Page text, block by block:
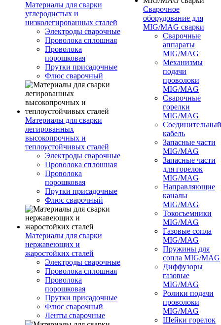
Материалы для сварки
углеродистых и
низколегированных сталей
Электроды сварочные
Проволока сплошная
Проволока
порошковая
Прутки присадочные
Флюс сварочный
Материалы для сварки
легированных
высокопрочных и
теплоустойчивых сталей
Электроды сварочные
Проволока сплошная
Проволока
порошковая
Прутки присадочные
Флюс сварочный
Материалы для сварки
нержавеющих и
жаростойких сталей
Электроды сварочные
Проволока сплошная
Проволока
порошковая
Прутки присадочные
Флюс сварочный
Ленты сварочные
Сварочное
оборудование для
MIG/MAG сварки
Сварочные
аппараты
MIG/MAG
Механизмы
подачи
проволоки
MIG/MAG
Сварочные
горелки
MIG/MAG
Соединительный
кабель
Запасные части
MIG/MAG
Запасные части
для горелок
MIG/MAG
Направляющие
каналы
MIG/MAG
Токосъемники
MIG/MAG
Газовые сопла
MIG/MAG
Пружины для
сопла MIG/MAG
Диффузоры
газовые
MIG/MAG
Ролики подачи
проволоки
MIG/MAG
Шейки горелок